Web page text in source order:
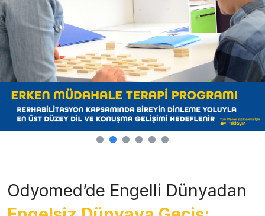
Odyomed’de Engelli Dünyadan